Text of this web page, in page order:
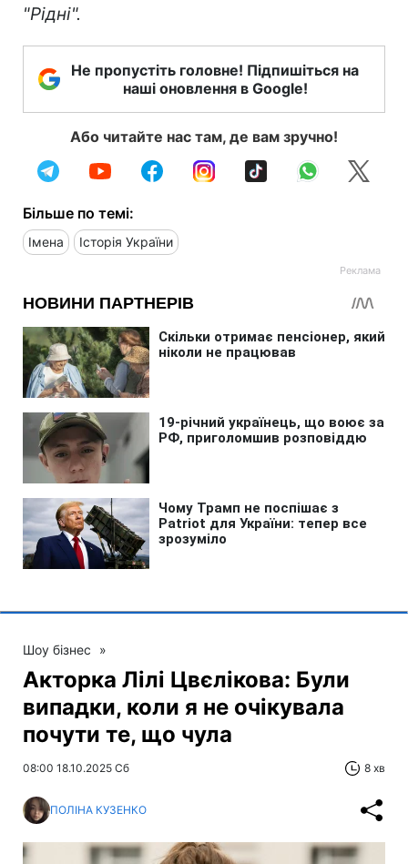
"Рідні".
Не пропустіть головне! Підпишіться на
наші оновлення в Google!
Або читайте нас там, де вам зручно!
Більше по темі:
Імена Історія України
Шоу бізнес »
Акторка Лілі Цвєлікова: Були
випадки, коли я не очікувала
почути те, що чула
08:00 18.10.2025 Сб 8 хв
ПОЛІНА КУЗЕНКО